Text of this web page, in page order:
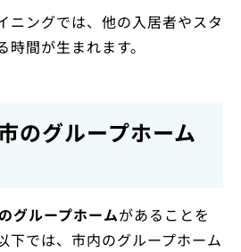
ニングでは、他の入居者やスタ
間が生まれます。
のグループホーム
グループホームがあることを
下では、市内のグループホーム